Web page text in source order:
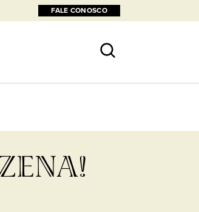
FALE CONOSCO